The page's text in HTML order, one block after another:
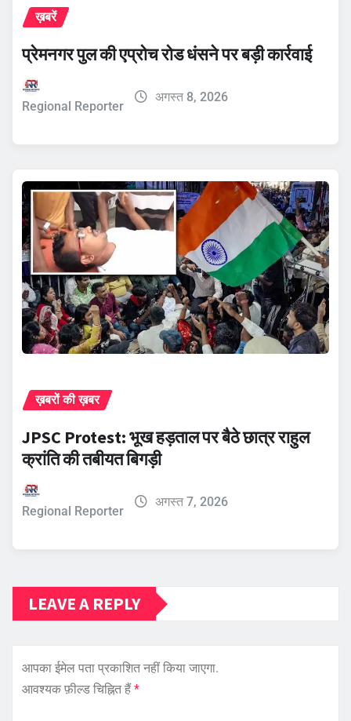
ख़बरें
प्रेमनगर पुल की एप्रोच रोड धंसने पर बड़ी कार्रवाई
Regional Reporter
अगस्त 8, 2026
ख़बरों की ख़बर
JPSC Protest: भूख हड़ताल पर बैठे छात्र राहुल
क्रांति की तबीयत बिगड़ी
Regional Reporter
अगस्त 7, 2026
LEAVE A REPLY
आपका ईमेल पता प्रकाशित नहीं किया जाएगा.
आवश्यक फ़ील्ड चिह्नित हैं*